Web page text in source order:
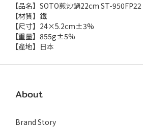
【品名】SOTO煎炒鍋22cm ST-950FP22
【材質】鐵
【尺寸】24×5.2cm±3%
【重量】855g±5%
【產地】日本
About
Brand Story